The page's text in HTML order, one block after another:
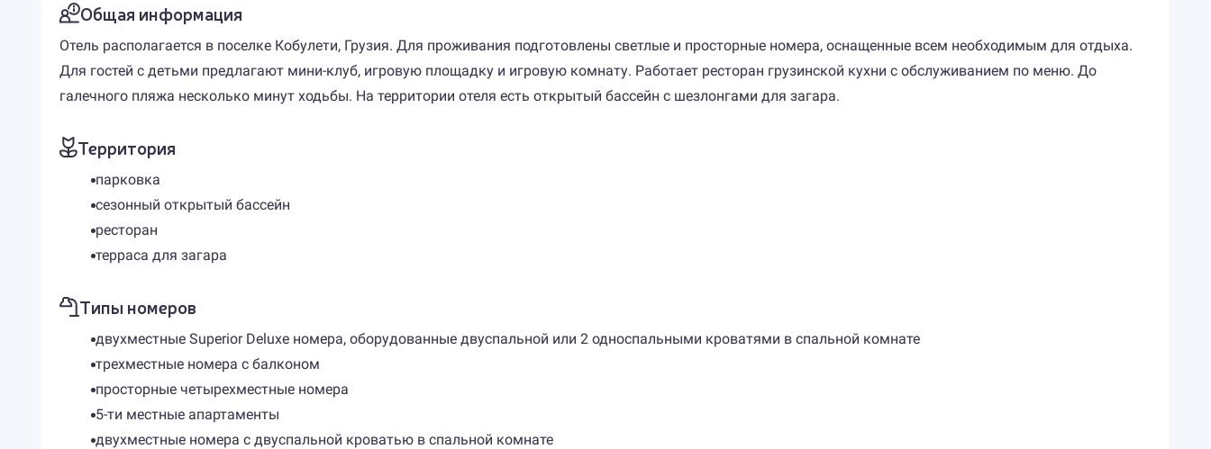
Общая информация
Отель располагается в поселке Кобулети, Грузия. Для проживания подготовлены светлые и просторные номера, оснащенные всем необходимым для отдыха.
Для гостей с детьми предлагают мини-клуб, игровую площадку и игровую комнату. Работает ресторан грузинской кухни с обслуживанием по меню. До
галечного пляжа несколько минут ходьбы. На территории отеля есть открытый бассейн с шезлонгами для загара.
Территория
парковка
сезонный открытый бассейн
ресторан
терраса для загара
Типы номеров
двухместные Superior Deluxe номера, оборудованные двуспальной или 2 односпальными кроватями в спальной комнате
трехместные номера с балконом
просторные четырехместные номера
5-ти местные апартаменты
двухместные номера с двуспальной кроватью в спальной комнате